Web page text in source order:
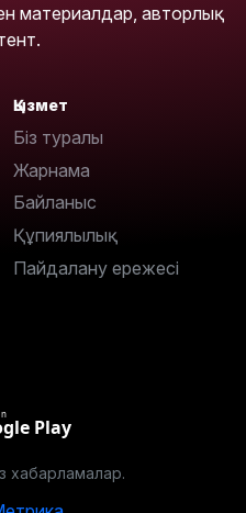
материалдар, авторлық
Қызмет
Біз туралы
Жарнама
Байланыс
Құпиялылық
Пайдалану ережесі
Play
хабарламалар.